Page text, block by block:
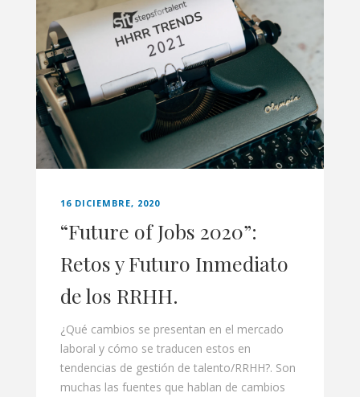
16 DICIEMBRE, 2020
“Future of Jobs 2020”:
Retos y Futuro Inmediato
de los RRHH.
¿Qué cambios se presentan en el mercado
laboral y cómo se traducen estos en
tendencias de gestión de talento/RRHH?. Son
muchas las fuentes que hablan de cambios